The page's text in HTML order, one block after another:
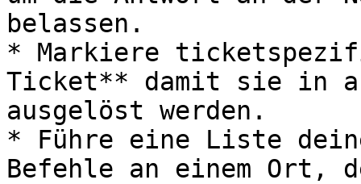
belassen.
* Markiere
Ticket** damit sie in
ausgelöst werden.
* Führe eine Liste
Befehle an einem Ort,